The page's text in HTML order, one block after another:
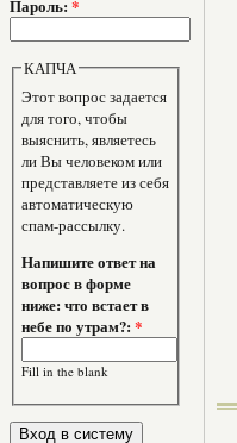
Пароль: *
КАПЧА
Этот вопрос задается
для того, чтобы
выяснить, являетесь
ли Вы человеком или
представляете из себя
автоматическую
спам-рассылку.
Напишите ответ на
вопрос в форме
ниже: что встает в
небе по утрам?:*
Fill in the blank